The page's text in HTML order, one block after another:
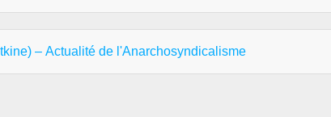
表新思想的团体，起初
组织说，直到革命的那
狭小道德占着上峰，卑鄙的自私主义盘
踞着一般人的脑筋，———在这些时
– Actualité de l'Anarchosyndicalisme